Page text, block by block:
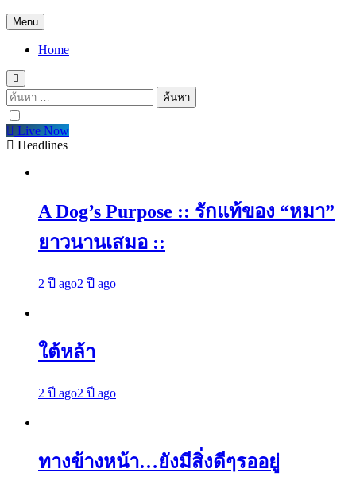
Menu
Home
ค้นหา
สำหรับ:
Live Now
Headlines
A Dog’s Purpose :: รักแท้ของ “หมา”
ยาวนานเสมอ ::
2 ปี ago2 ปี ago
ใต้หล้า
2 ปี ago2 ปี ago
ทางข้างหน้า…ยังมีสิ่งดีๆรออยู่